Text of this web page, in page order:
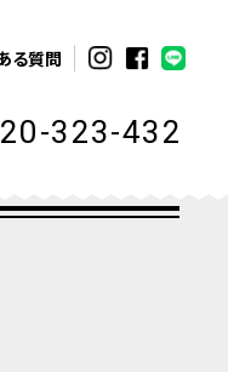
る質問
323-432